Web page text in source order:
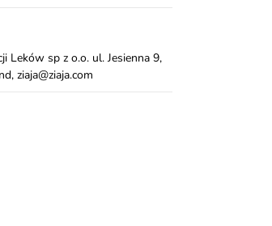
Leków sp z o.o. ul. Jesienna 9,
ziaja@ziaja.com